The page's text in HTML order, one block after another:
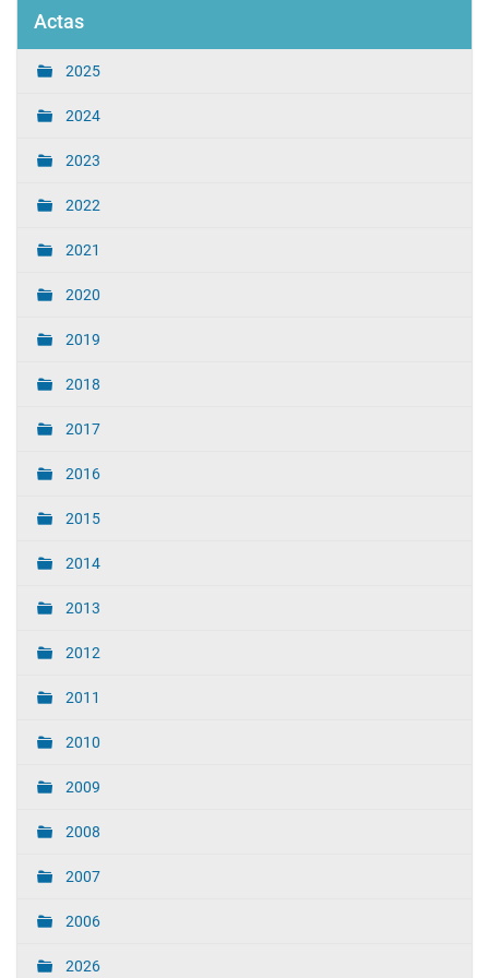
Actas
2025
2024
2023
2022
2021
2020
2019
2018
2017
2016
2015
2014
2013
2012
2011
2010
2009
2008
2007
2006
2026